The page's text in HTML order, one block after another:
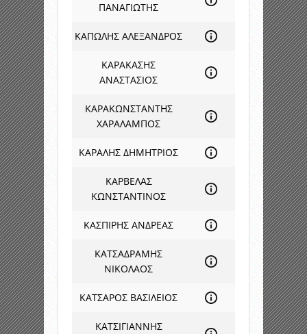
ΠΑΝΑΓΙΩΤΗΣ
ΚΑΠΩΛΗΣ ΑΛΕΞΑΝΔΡΟΣ
ΚΑΡΑΚΑΣΗΣ
ΑΝΑΣΤΑΣΙΟΣ
ΚΑΡΑΚΩΝΣΤΑΝΤΗΣ
ΧΑΡΑΛΑΜΠΟΣ
ΚΑΡΑΛΗΣ ΔΗΜΗΤΡΙΟΣ
ΚΑΡΒΕΛΑΣ
ΚΩΝΣΤΑΝΤΙΝΟΣ
ΚΑΣΠΙΡΗΣ ΑΝΔΡΕΑΣ
ΚΑΤΣΑΔΡΑΜΗΣ
ΝΙΚΟΛΑΟΣ
ΚΑΤΣΑΡΟΣ ΒΑΣΙΛΕΙΟΣ
ΚΑΤΣΙΓΙΑΝΝΗΣ